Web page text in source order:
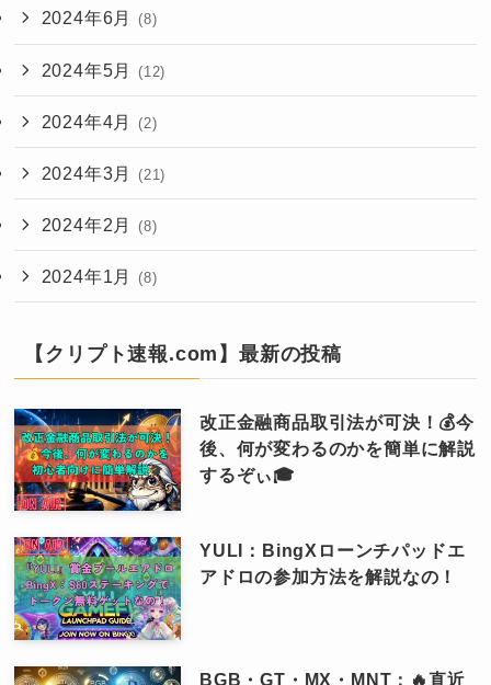
2024年6月 (8)
2024年5月 (12)
2024年4月 (2)
2024年3月 (21)
2024年2月 (8)
2024年1月 (8)
【クリプト速報.com】最新の投稿
改正金融商品取引法が可決！💰今
後、何が変わるのかを簡単に解説
するぞぃ🎓
YULI：BingXローンチパッドエ
アドロの参加方法を解説なの！
BGB・GT・MX・MNT：🔥直近